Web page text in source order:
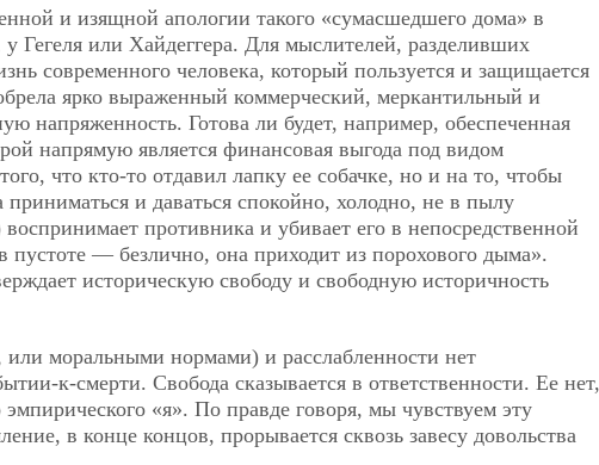
и изящной апологии такого «сумасшедшего дома» в
Гегеля или Хайдеггера. Для мыслителей, разделивших
современного человека, который пользуется и защищается
ярко выраженный коммерческий, меркантильный и
напряженность. Готова ли будет, например, обеспеченная
напрямую является финансовая выгода под видом
что кто-то отдавил лапку ее собачке, но и на то, чтобы
и даваться спокойно, холодно, не в пылу
противника и убивает его в непосредственной
— безлично, она приходит из порохового дыма».
историческую свободу и свободную историчность
моральными нормами) и расслабленности нет
к-смерти. Свобода сказывается в ответственности. Ее нет,
«я». По правде говоря, мы чувствуем эту
в конце концов, прорывается сквозь завесу довольства